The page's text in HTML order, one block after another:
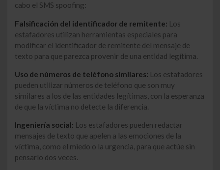
cabo el SMS spoofing:
Falsificación del identificador de remitente: Los
estafadores utilizan herramientas especiales para
modificar el identificador de remitente del mensaje de
texto para que parezca provenir de una entidad legítima.
Uso de números de teléfono similares: Los estafadores
pueden utilizar números de teléfono que son muy
similares a los de las entidades legítimas, con la esperanza
de que la víctima no detecte la diferencia.
Ingeniería social: Los estafadores pueden redactar
mensajes de texto que apelen a las emociones de la
víctima, como el miedo o la urgencia, para que actúe sin
pensarlo dos veces.